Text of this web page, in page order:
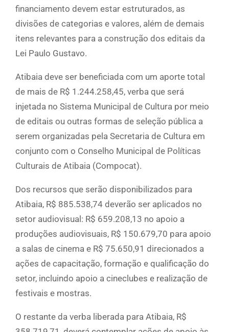
financiamento devem estar estruturados, as
divisões de categorias e valores, além de demais
itens relevantes para a construção dos editais da
Lei Paulo Gustavo.
Atibaia deve ser beneficiada com um aporte total
de mais de R$ 1.244.258,45, verba que será
injetada no Sistema Municipal de Cultura por meio
de editais ou outras formas de seleção pública a
serem organizadas pela Secretaria de Cultura em
conjunto com o Conselho Municipal de Políticas
Culturais de Atibaia (Compocat).
Dos recursos que serão disponibilizados para
Atibaia, R$ 885.538,74 deverão ser aplicados no
setor audiovisual: R$ 659.208,13 no apoio a
produções audiovisuais, R$ 150.679,70 para apoio
a salas de cinema e R$ 75.650,91 direcionados a
ações de capacitação, formação e qualificação do
setor, incluindo apoio a cineclubes e realização de
festivais e mostras.
O restante da verba liberada para Atibaia, R$